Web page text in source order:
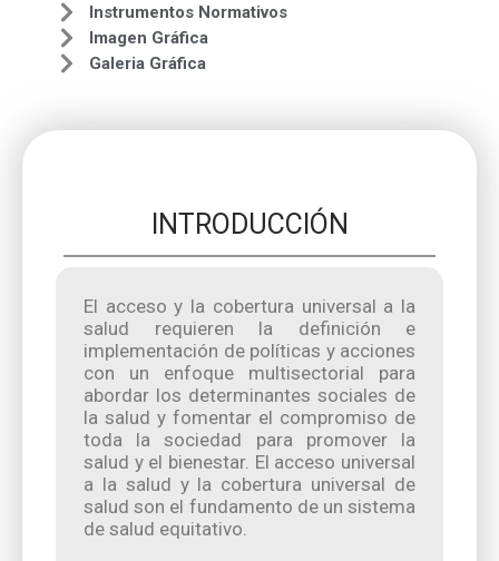
Instrumentos Normativos
Imagen Gráfica
Galeria Gráfica
INTRODUCCIÓN
El acceso y la cobertura universal a la
salud requieren la definición e
implementación de políticas y acciones
con un enfoque multisectorial para
abordar los determinantes sociales de
la salud y fomentar el compromiso de
toda la sociedad para promover la
salud y el bienestar. El acceso universal
a la salud y la cobertura universal de
salud son el fundamento de un sistema
de salud equitativo.